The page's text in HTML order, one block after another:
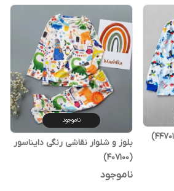
ناموجود
بلوز و شلوار نقاشی رنگی دایناسور
(407100)
ناموجود